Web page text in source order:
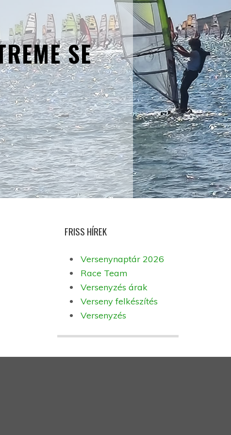
SE
FRISS HÍREK
Versenynaptár 2026
Race Team
Versenyzés árak
Verseny felkészítés
Versenyzés